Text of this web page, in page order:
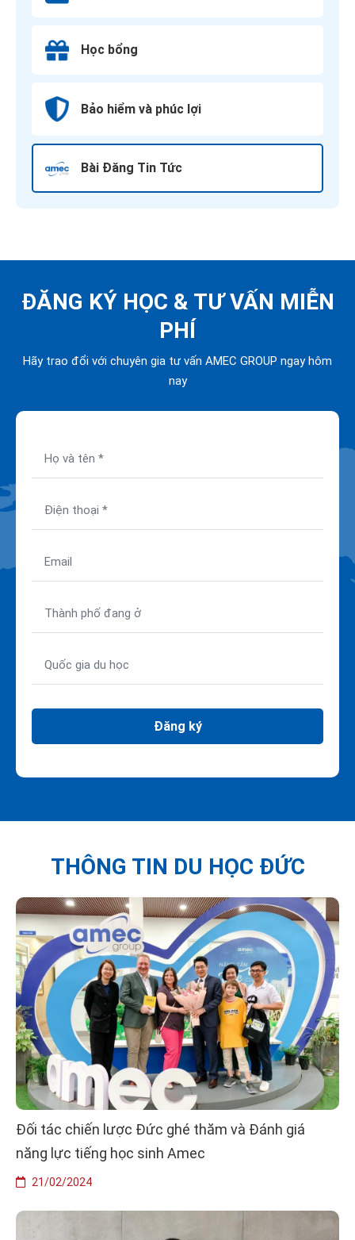
Học bổng
Bảo hiểm và phúc lợi
Bài Đăng Tin Tức
ĐĂNG KÝ HỌC & TƯ VẤN MIỄN
PHÍ
Hãy trao đổi với chuyên gia tư vấn AMEC GROUP ngay hôm
nay
Đăng ký
THÔNG TIN DU HỌC ĐỨC
Đối tác chiến lược Đức ghé thăm và Đánh giá
năng lực tiếng học sinh Amec
21/02/2024